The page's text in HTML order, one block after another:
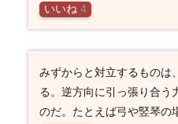
いいね 4
みずからと対立するものは
る。逆方向に引っ張り合う
のだ。たとえば弓や竪琴の